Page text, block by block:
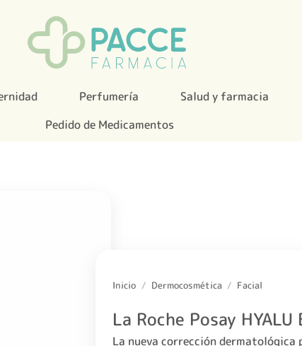
Perfumería Salud y farmacia
Pedido de Medicamentos
Inicio / Dermocosmética / Facial
La Roche Posay
La nueva corrección dermatológica